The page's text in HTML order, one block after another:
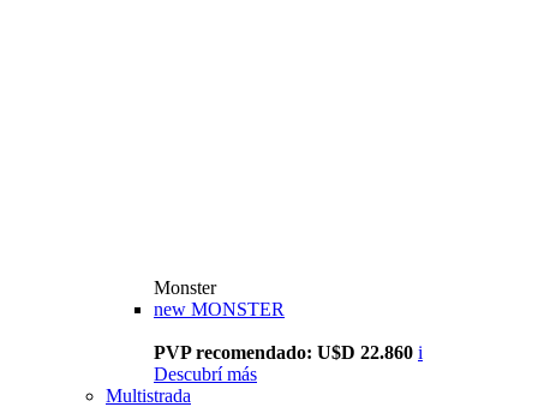
Monster
new MONSTER
PVP recomendado: U$D 22.860 i
Descubrí más
Multistrada